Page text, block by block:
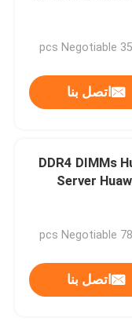
اتصل بنا
48 DDR4 DIMMs
Server
اتصل بنا